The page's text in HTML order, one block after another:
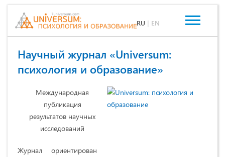
RU | EN
Научный журнал «Universum:
психология и образование»
Международная
публикация
результатов научных
исследований
Журнал ориентирован